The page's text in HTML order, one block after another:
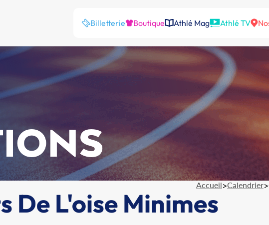
Billetterie Boutique Athlé Mag Athlé TV
Accueil>Calendrier>
De L'oise Minimes